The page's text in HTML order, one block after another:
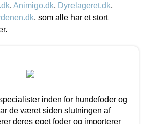
, Animigo.dk, Dyrelageret.dk,
, som alle har et stort
inden for hundefoder og
de været siden slutningen af
deres eget foder og importerer